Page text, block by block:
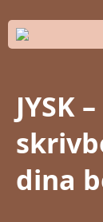
JYSK
dina